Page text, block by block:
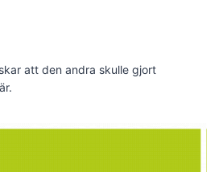
att den andra skulle gjort